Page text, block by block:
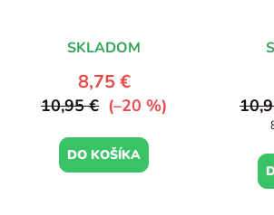
SKLADOM
8,75 €
10,95 € (–20 %)
DO KOŠÍKA